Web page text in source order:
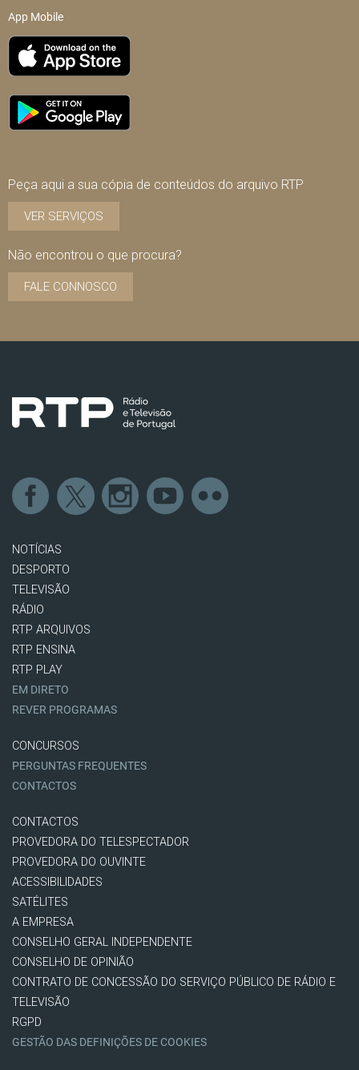
App Mobile
Peça aqui a sua cópia de conteúdos do arquivo RTP
VER SERVIÇOS
Não encontrou o que procura?
FALE CONNOSCO
NOTÍCIAS
DESPORTO
TELEVISÃO
RÁDIO
RTP ARQUIVOS
RTP ENSINA
RTP PLAY
EM DIRETO
REVER PROGRAMAS
CONCURSOS
PERGUNTAS FREQUENTES
CONTACTOS
CONTACTOS
PROVEDORA DO TELESPECTADOR
PROVEDORA DO OUVINTE
ACESSIBILIDADES
SATÉLITES
A EMPRESA
CONSELHO GERAL INDEPENDENTE
CONSELHO DE OPINIÃO
CONTRATO DE CONCESSÃO DO SERVIÇO PÚBLICO DE RÁDIO E
TELEVISÃO
RGPD
GESTÃO DAS DEFINIÇÕES DE COOKIES